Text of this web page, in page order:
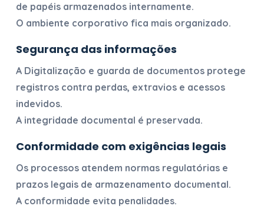
de papéis armazenados internamente.
O ambiente corporativo fica mais organizado.
Segurança das informações
A Digitalização e guarda de documentosprotege
registros contra perdas, extravios e acessos
indevidos.
A integridade documental é preservada.
Conformidade com exigências legais
Os processos atendem normas regulatórias e
prazos legais de armazenamento documental.
A conformidade evita penalidades.